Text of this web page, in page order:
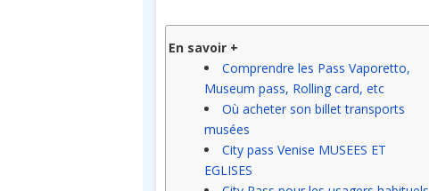
En savoir +
Comprendre les Pass Vaporetto,
Museum pass, Rolling card, etc
Où acheter son billet transports
musées
City pass Venise MUSEES ET
EGLISES